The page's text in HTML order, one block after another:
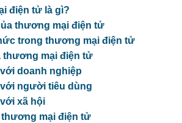
điện tử là gì?
thương mại điện tử
trong thương mại điện tử
thương mại điện tử
doanh nghiệp
người tiêu dùng
xã hội
thương mại điện tử